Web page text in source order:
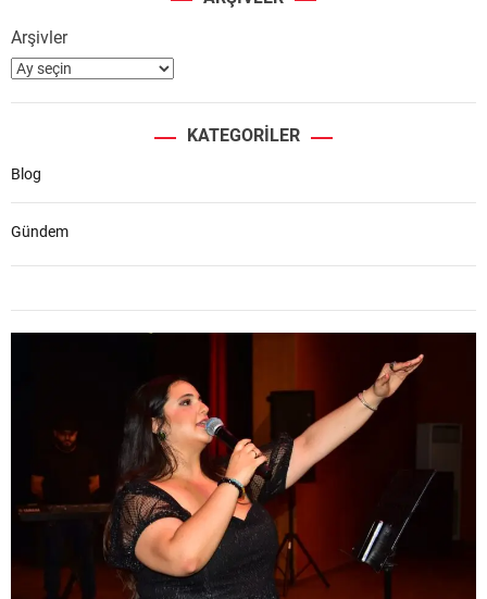
Arşivler
KATEGORILER
Blog
Gündem